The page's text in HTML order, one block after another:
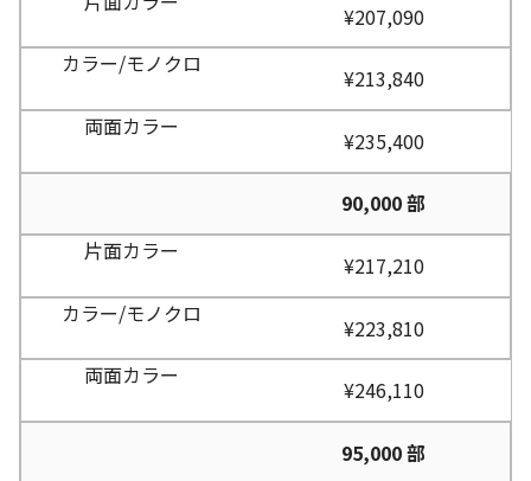
¥207,090
¥213,840
¥235,400
90,000 部
¥217,210
¥223,810
¥246,110
95,000 部